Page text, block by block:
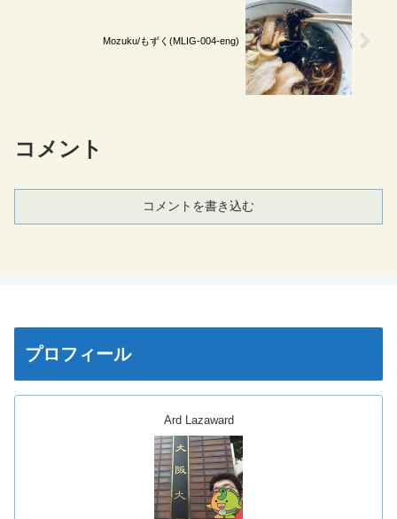
Mozuku/もずく(MLIG-004-eng)
コメント
コメントを書き込む
プロフィール
Ard Lazaward